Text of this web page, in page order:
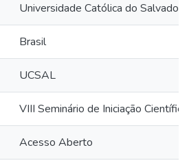
Universidade Católica do Salvador
Brasil
UCSAL
VIII Seminário de Iniciação Científica
Acesso Aberto